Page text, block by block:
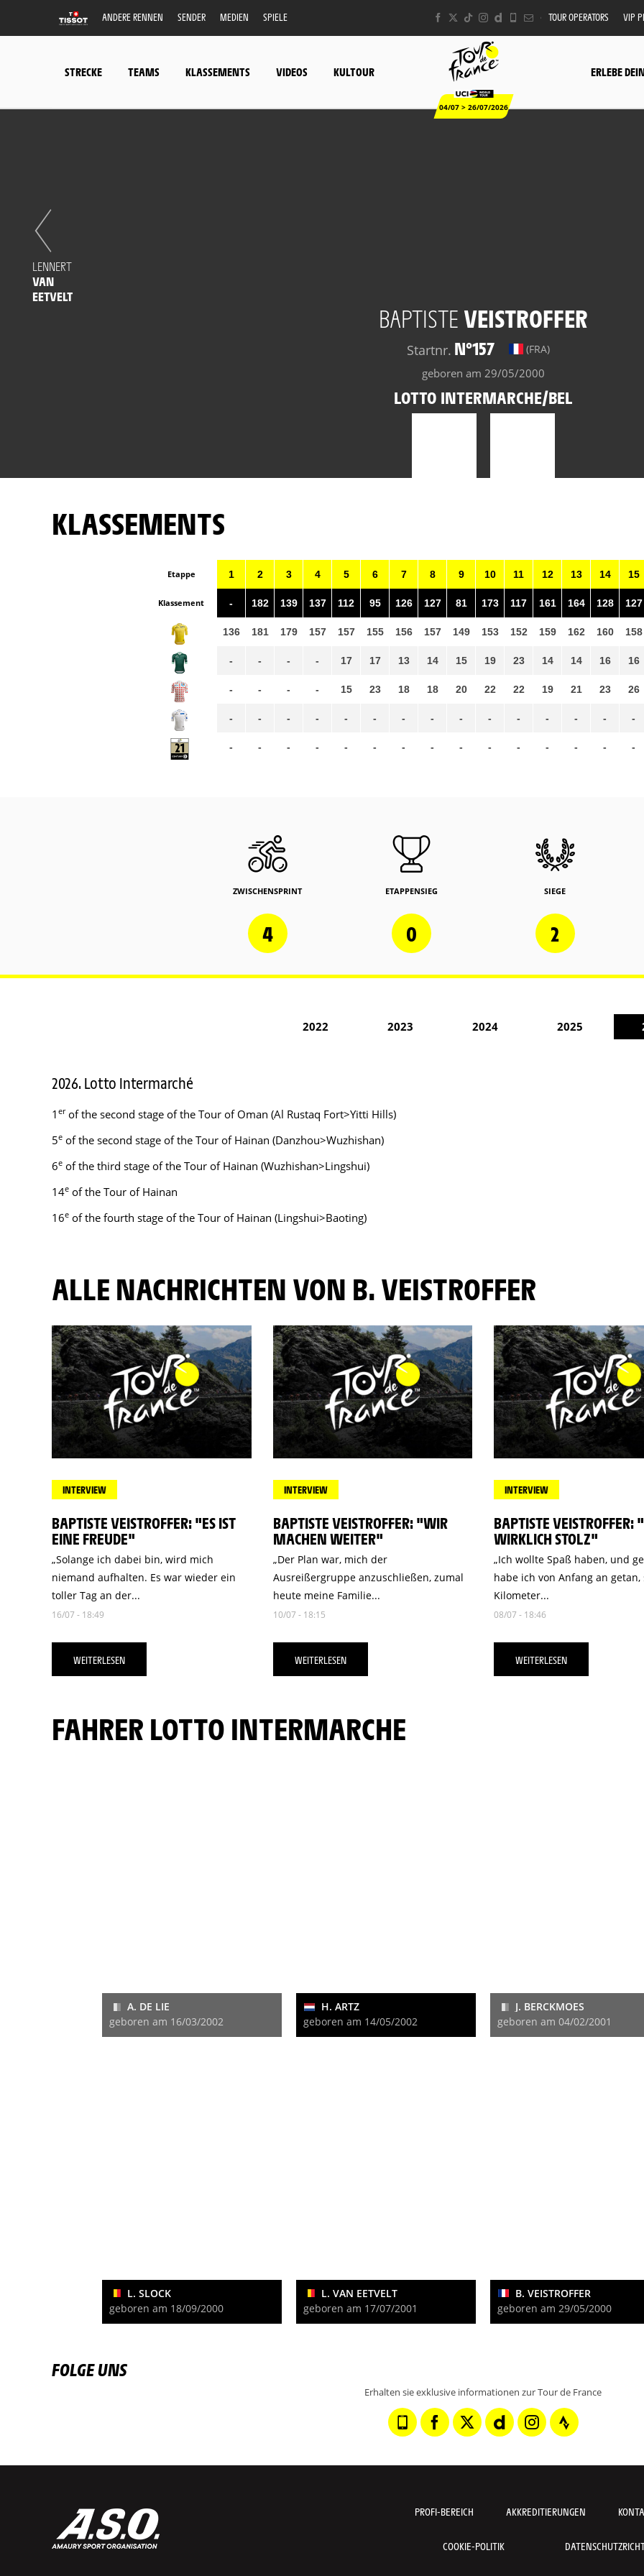
ANDERE RENNEN SENDER MEDIEN SPIELE TOUR OPERATORS VIP
STRECKE TEAMS KLASSEMENTS VIDEOS KULTOUR
04/07 > 26/07/2026
ERLEBE
BAPTISTE VEISTROFFER
Startnr. N°157 (FRA)
geboren am 29/05/2000
LOTTO INTERMARCHE/BEL
LENNERT
VAN
EETVELT
KLASSEMENTS
Etappe
Klassement
1
-
136
-
-
-
-
2
182
181
-
-
-
-
3
139
179
-
-
-
-
4
137
157
-
-
-
-
5
112
157
17
15
-
-
6
95
155
17
23
-
-
7
126
156
13
18
-
-
8
127
157
14
18
-
-
9
81
149
15
20
-
-
10
173
153
19
22
-
-
11
117
152
23
22
-
-
12
161
159
14
19
-
-
13
164
162
14
21
-
-
14
128
160
16
23
-
-
15
127
158
16
26
-
-
ZWISCHENSPRINT
4
ETAPPENSIEG
0
SIEGE
2
2022 2023 2024 2025
2026. Lotto Intermarché
1 erof the second stage of the Tour of Oman (Al Rustaq Fort>Yitti Hills)
5e of the second stage of the Tour of Hainan (Danzhou>Wuzhishan)
6e of the third stage of the Tour of Hainan (Wuzhishan>Lingshui)
14e of the Tour of Hainan
16e of the fourth stage of the Tour of Hainan (Lingshui>Baoting)
ALLE NACHRICHTEN VON B. VEISTROFFER
INTERVIEW
BAPTISTE VEISTROFFER: "ES IST
EINE FREUDE"
„Solange ich dabei bin, wird mich
niemand aufhalten. Es war wieder ein
toller Tag an der...
16/07 - 18:49
WEITERLESEN
INTERVIEW
BAPTISTE VEISTROFFER: "WIR
MACHEN WEITER"
„Der Plan war, mich der
Ausreißergruppe anzuschließen, zumal
heute meine Familie...
10/07 - 18:15
WEITERLESEN
INTERVIEW
BAPTISTE VEISTROFFER:
WIRKLICH STOLZ"
„Ich wollte Spaß haben, und
habe ich von Anfang an getan,
Kilometer...
08/07 - 18:46
WEITERLESEN
FAHRER LOTTO INTERMARCHE
A. DE LIE
geboren am 16/03/2002
H. ARTZ
geboren am 14/05/2002
J. BERCKMOES
geboren am 04/02/2001
L. SLOCK
geboren am 18/09/2000
L. VAN EETVELT
geboren am 17/07/2001
B. VEISTROFFER
geboren am 29/05/2000
FOLGE UNS
Erhalten sie exklusive informationen zur Tour de France
PROFI-BEREICH AKKREDITIERUNGEN
COOKIE-POLITIK